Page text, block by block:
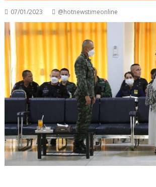
07/01/2023 @hotnewstimeonline